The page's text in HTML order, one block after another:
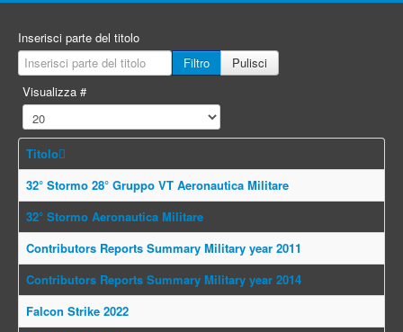
Inserisci parte del titolo
Filtro
Pulisci
Visualizza #
Titolo
32° Stormo 28° Gruppo VT Aeronautica Militare
32° Stormo Aeronautica Militare
Contributors Reports Summary Military year 2011
Contributors Reports Summary Military year 2014
Falcon Strike 2022